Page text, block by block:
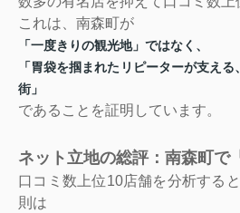
これは、南森町が
「一度きりの観光地」ではなく、
「胃袋を掴まれたリピーターが支え
街」
であることを証明しています。
ネット立地の総評：南森町で
口コミ数上位10店舗を分析する
則は